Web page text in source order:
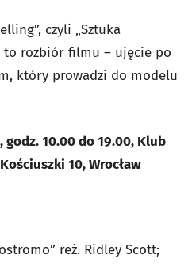
czyli „Sztuka
rozbiór filmu – ujęcie po
który prowadzi do modelu
10.00 do 19.00, Klub
10, Wrocław
reż. Ridley Scott;